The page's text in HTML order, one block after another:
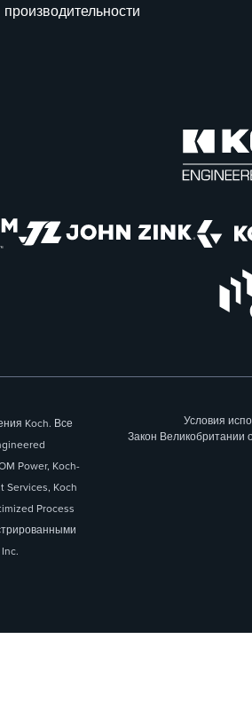
производительности
Koch. Все
Power, Koch-
Services, Koch
Process
Условия
Закон Великобритании